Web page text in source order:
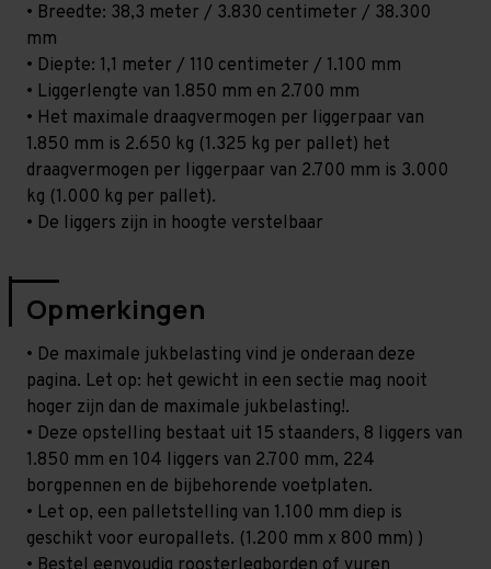
• Breedte: 38,3 meter / 3.830 centimeter / 38.300
mm
• Diepte: 1,1 meter / 110 centimeter / 1.100 mm
• Liggerlengte van 1.850 mm en 2.700 mm
• Het maximale draagvermogen per liggerpaar van
1.850 mm is 2.650 kg (1.325 kg per pallet) het
draagvermogen per liggerpaar van 2.700 mm is 3.000
kg (1.000 kg per pallet).
• De liggers zijn in hoogte verstelbaar
Opmerkingen
• De maximale jukbelasting vind je onderaan deze
pagina. Let op: het gewicht in een sectie mag nooit
hoger zijn dan de maximale jukbelasting!.
• Deze opstelling bestaat uit 15 staanders, 8 liggers van
1.850 mm en 104 liggers van 2.700 mm, 224
borgpennen en de bijbehorende voetplaten.
• Let op, een palletstelling van 1.100 mm diep is
geschikt voor europallets. (1.200 mm x 800 mm) )